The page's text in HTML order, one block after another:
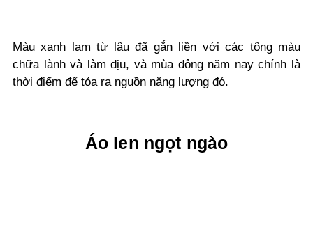
Màu xanh lam từ lâu đã gắn liền với các tông màu
chữa lành và làm dịu, và mùa đông năm nay chính là
thời điểm để tỏa ra nguồn năng lượng đó.
Áo len ngọt ngào